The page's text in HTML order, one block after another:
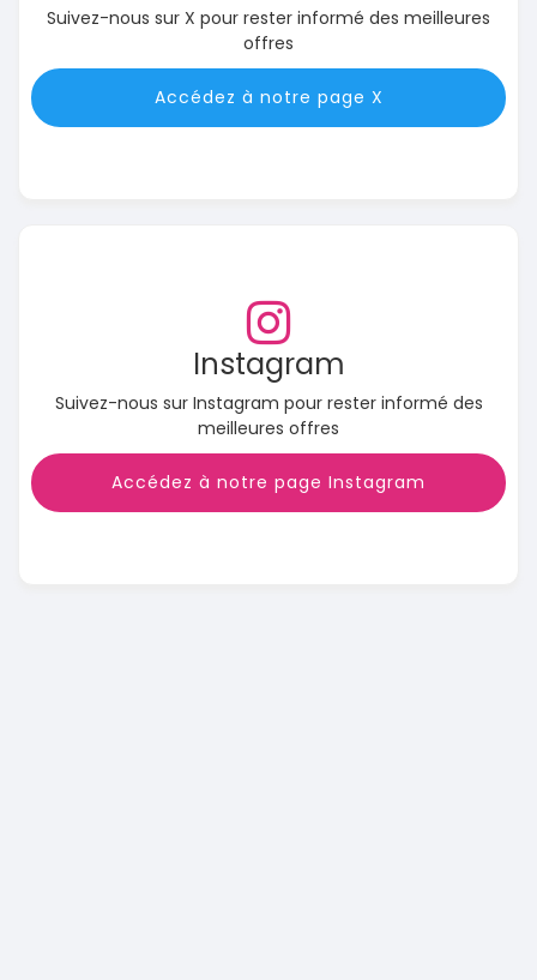
Suivez-nous sur X pour rester informé des meilleures
offres
Accédez à notre page X
Instagram
Suivez-nous sur Instagram pour rester informé des
meilleures offres
Accédez à notre page Instagram